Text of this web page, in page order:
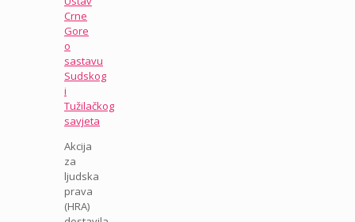
Crne
Gore
o
sastavu
Sudskog
i
Tužilačkog
savjeta
Akcija
za
ljudska
prava
(HRA)